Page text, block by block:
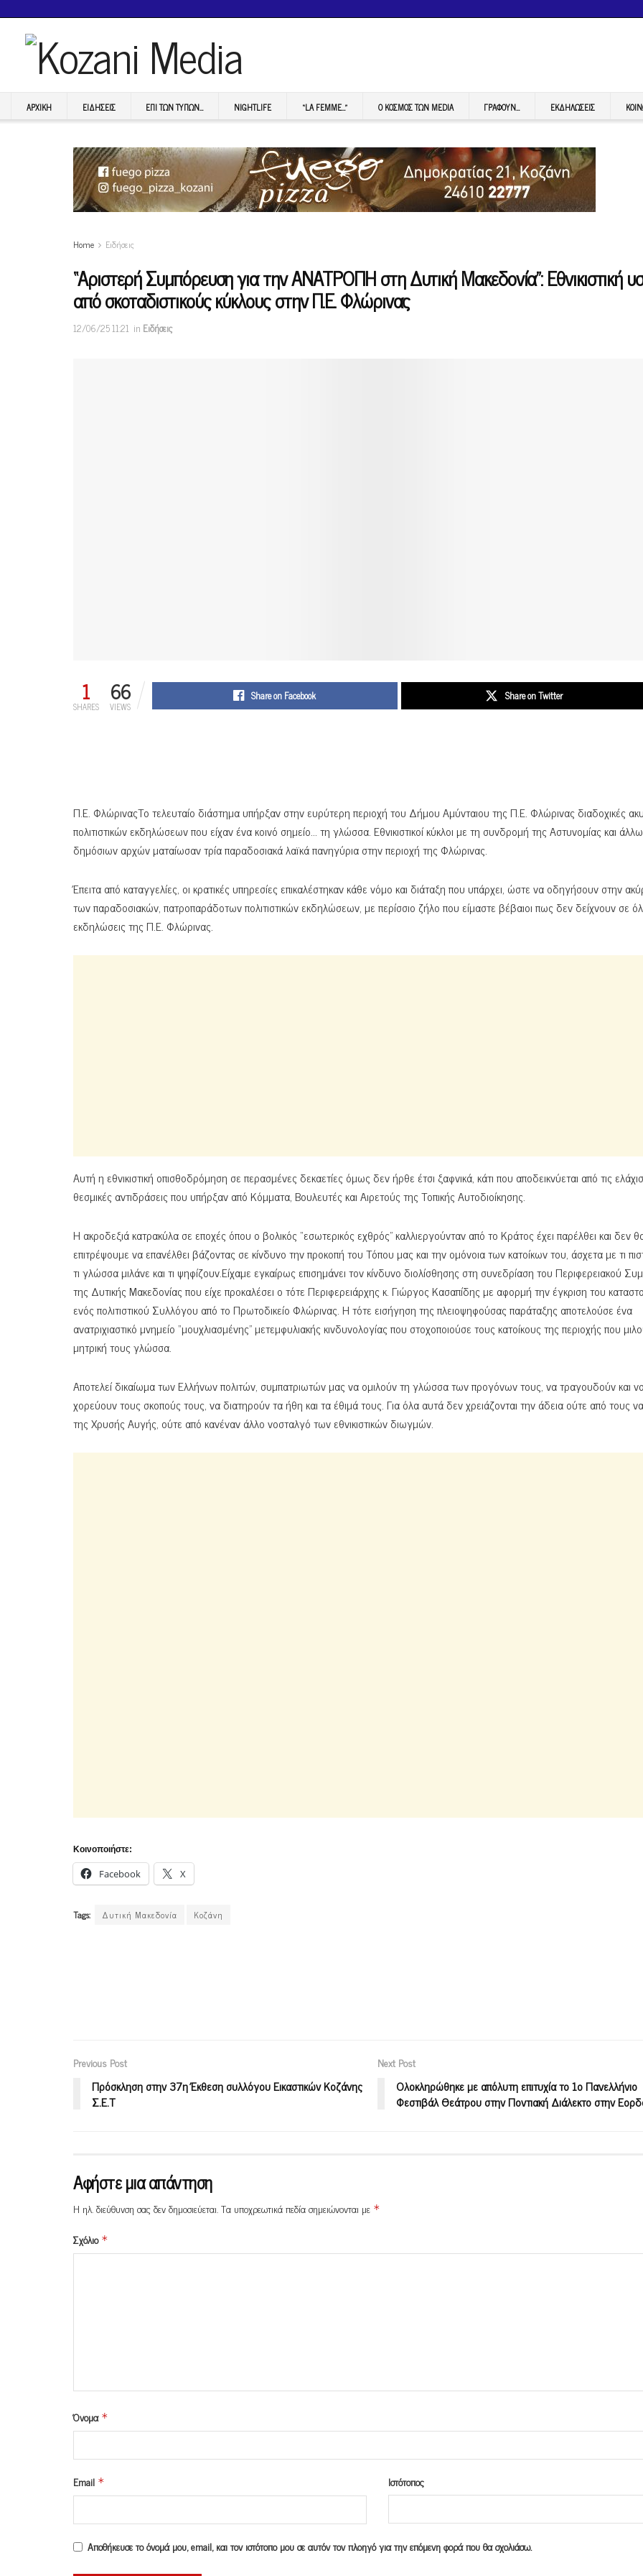
ΑΡΧΙΚΉ ΕΙΔΉΣΕΙΣ ΕΠI ΤΩΝ ΤΥΠΩΝ… NIGHTLIFE “LA FEMME…” Ο ΚΟΣΜΟΣ ΤΩΝ MEDIA ΓΡΆΦΟΥΝ… ΕΚΔΗΛΏΣΕΙΣ
Home Ειδήσεις
“Αριστερή Συμπόρευση για την ΑΝΑΤΡΟΠΗ στη Δυτική Μακεδονία”: Εθνικιστική
από σκοταδιστικούς κύκλους στην Π.Ε. Φλώρινας
12/06/25 11:21 in Ειδήσεις
1
SHARES 66
VIEWS
Share on Facebook Share on Twitter
Π.Ε. ΦλώριναςΤο τελευταίο διάστημα υπήρξαν στην ευρύτερη περιοχή του Δήμου Αμύνταιου της Π.Ε. Φλώρινας διαδοχικές
πολιτιστικών εκδηλώσεων που είχαν ένα κοινό σημείο… τη γλώσσα. Εθνικιστικοί κύκλοι με τη συνδρομή της Αστυνομίας και
δημόσιων αρχών ματαίωσαν τρία παραδοσιακά λαϊκά πανηγύρια στην περιοχή της Φλώρινας.
Έπειτα από καταγγελίες, οι κρατικές υπηρεσίες επικαλέστηκαν κάθε νόμο και διάταξη που υπάρχει, ώστε να οδηγήσουν στην
των παραδοσιακών, πατροπαράδοτων πολιτιστικών εκδηλώσεων, με περίσσιο ζήλο που είμαστε βέβαιοι πως δεν δείχνουν σε
εκδηλώσεις της Π.Ε. Φλώρινας.
Αυτή η εθνικιστική οπισθοδρόμηση σε περασμένες δεκαετίες όμως δεν ήρθε έτσι ξαφνικά, κάτι που αποδεικνύεται από τις
θεσμικές αντιδράσεις που υπήρξαν από Κόμματα, Βουλευτές και Αιρετούς της Τοπικής Αυτοδιοίκησης.
Η ακροδεξιά κατρακύλα σε εποχές όπου ο βολικός “εσωτερικός εχθρός” καλλιεργούνταν από το Κράτος έχει παρέλθει και δεν
επιτρέψουμε να επανέλθει βάζοντας σε κίνδυνο την προκοπή του Τόπου μας και την ομόνοια των κατοίκων του, άσχετα με τι
τι γλώσσα μιλάνε και τι ψηφίζουν.Είχαμε εγκαίρως επισημάνει τον κίνδυνο διολίσθησης στη συνεδρίαση του Περιφερειακού
της Δυτικής Μακεδονίας που είχε προκαλέσει ο τότε Περιφερειάρχης κ. Γιώργος Κασαπίδης με αφορμή την έγκριση του
ενός πολιτιστικού Συλλόγου από το Πρωτοδικείο Φλώρινας. Η τότε εισήγηση της πλειοψηφούσας παράταξης αποτελούσε ένα
ανατριχιαστικό μνημείο “μουχλιασμένης” μετεμφυλιακής κινδυνολογίας που στοχοποιούσε τους κατοίκους της περιοχής που
μητρική τους γλώσσα.
Αποτελεί δικαίωμα των Ελλήνων πολιτών, συμπατριωτών μας να ομιλούν τη γλώσσα των προγόνων τους, να τραγουδούν και
χορεύουν τους σκοπούς τους, να διατηρούν τα ήθη και τα έθιμά τους. Για όλα αυτά δεν χρειάζονται την άδεια ούτε από τους
της Χρυσής Αυγής, ούτε από κανέναν άλλο νοσταλγό των εθνικιστικών διωγμών.
Κοινοποιήστε:
Facebook X
Tags: Δυτική Μακεδονία Κοζάνη
Previous Post
Πρόσκληση στην 37η Έκθεση συλλόγου Εικαστικών Κοζάνης
Σ.Ε.Τ
Next Post
Ολοκληρώθηκε με απόλυτη επιτυχία το 1ο Πανελλήνιο
Φεστιβάλ Θεάτρου στην Ποντιακή Διάλεκτο στην
Αφήστε μια απάντηση
Η ηλ. διεύθυνση σας δεν δημοσιεύεται.Τα υποχρεωτικά πεδία σημειώνονται με *
Σχόλιο *
Όνομα *
Email * Ιστότοπος
Αποθήκευσε το όνομά μου, email, και τον ιστότοπο μου σε αυτόν τον πλοηγό για την επόμενη φορά που θα σχολιάσω.